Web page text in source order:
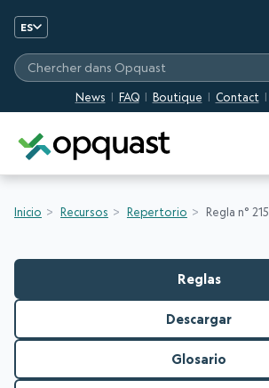
ES
News FAQ Boutique Contact
Chercher dans Opquast
Inicio Recursos Repertorio Regla n° 215
Reglas
Descargar
Glosario